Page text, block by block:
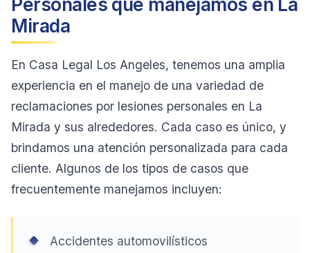
Mirada
En Casa Legal Los Angeles, tenemos una amplia
experiencia en el manejo de una variedad de
reclamaciones por lesiones personales en La
Mirada y sus alrededores. Cada caso es único, y
brindamos una atención personalizada para cada
cliente. Algunos de los tipos de casos que
frecuentemente manejamos incluyen:
Accidentes automovilísticos